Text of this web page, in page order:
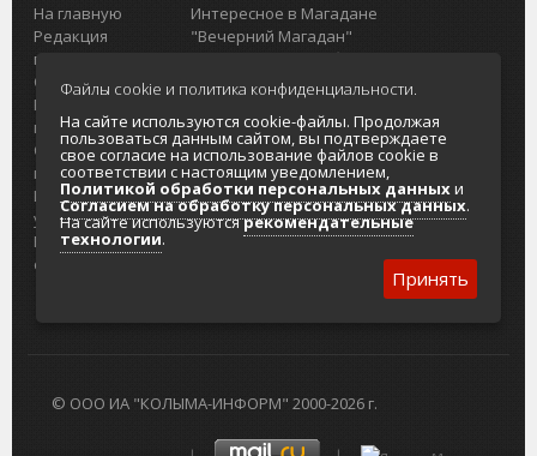
На главную
Редакция
портала
О проекте
Реклама на
портале
Отзывы и
предложения
Интернет-
услуги
Разработка
сайтов
Интересное в Магадане
"Вечерний Магадан"
Городская доска объявлений
Реклама
Главный туристический портал
Колымы
Политика в отношении обработки
персональных данных
Согласие на обработку персональных
данных
© ООО ИА "КОЛЫМА-ИНФОРМ" 2000-2026 г.
Файлы cookie и политика конфиденциальности.
На сайте используются cookie-файлы. Продолжая
пользоваться данным сайтом, вы подтверждаете
свое согласие на использование файлов cookie в
соответствии с настоящим уведомлением,
Политикой обработки персональных данныхи
Согласием на обработку персональных данных.
На сайте используютсярекомендательные
технологии.
Принять